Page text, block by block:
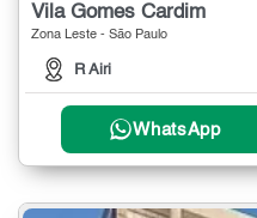
Vila Gomes Cardim
Zona Leste - São Paulo
R Airi
WhatsApp